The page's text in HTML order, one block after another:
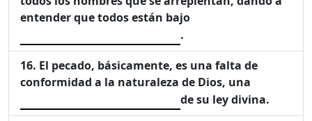
entender que todos están bajo
.
El pecado, básicamente, es una falta de
conformidad a la naturaleza de Dios, una
de su ley divina.